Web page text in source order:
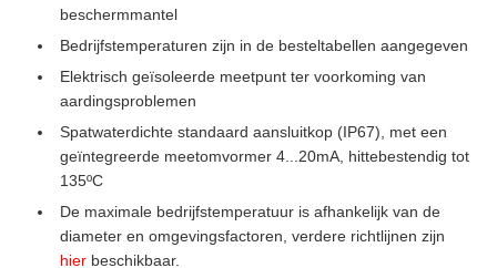
beschermmantel
Bedrijfstemperaturen zijn in de besteltabellen aangegeven
Elektrisch geïsoleerde meetpunt ter voorkoming van
aardingsproblemen
Spatwaterdichte standaard aansluitkop (IP67), met een
geïntegreerde meetomvormer 4...20mA, hittebestendig tot
135ºC
De maximale bedrijfstemperatuur is afhankelijk van de
diameter en omgevingsfactoren, verdere richtlijnen zijn
hierbeschikbaar.